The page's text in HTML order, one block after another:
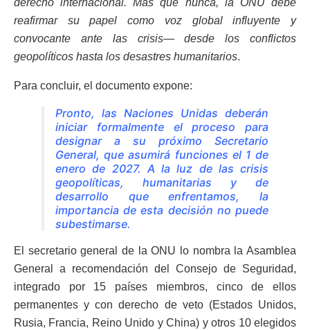
derecho internacional. Más que nunca, la ONU debe
reafirmar su papel como voz global influyente y
convocante ante las crisis— desde los conflictos
geopolíticos hasta los desastres humanitarios.
Para concluir, el documento expone:
Pronto, las Naciones Unidas deberán
iniciar formalmente el proceso para
designar a su próximo Secretario
General, que asumirá funciones el 1 de
enero de 2027. A la luz de las crisis
geopolíticas, humanitarias y de
desarrollo que enfrentamos, la
importancia de esta decisión no puede
subestimarse.
El secretario general de la ONU lo nombra la Asamblea
General a recomendación del Consejo de Seguridad,
integrado por 15 países miembros, cinco de ellos
permanentes y con derecho de veto (Estados Unidos,
Rusia, Francia, Reino Unido y China) y otros 10 elegidos